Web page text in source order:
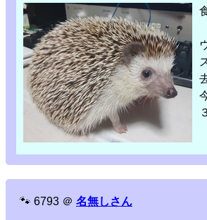
🐾 6793 ＠ 名無しさん